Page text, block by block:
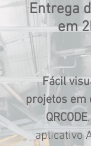
Entrega
em
Fácil
projetos em
QRCODE
aplicativo